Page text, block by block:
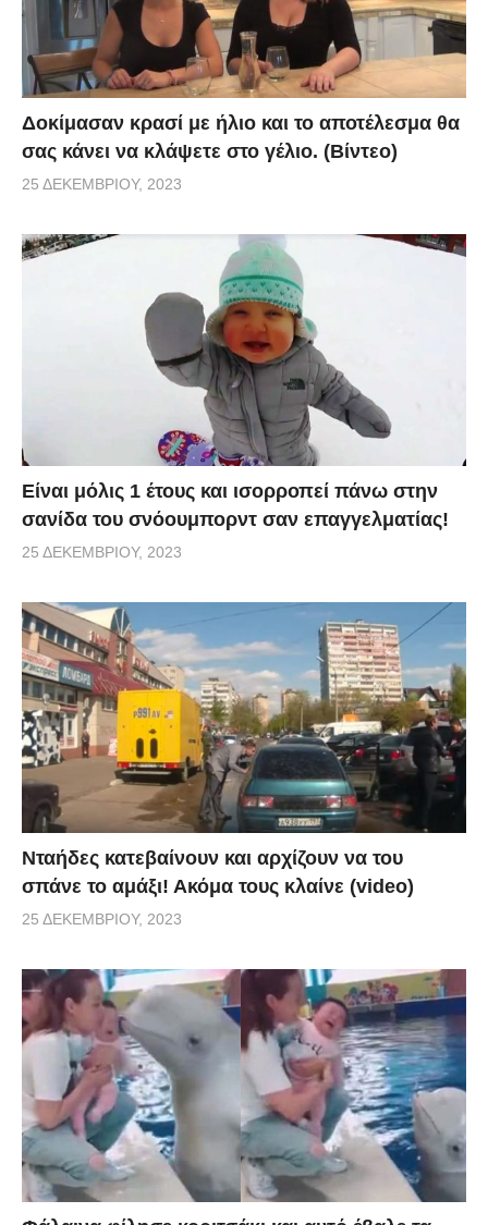
Δοκίμασαν κρασί με ήλιο και το αποτέλεσμα θα
σας κάνει να κλάψετε στο γέλιο. (Βίντεο)
25 ΔΕΚΕΜΒΡΊΟΥ, 2023
Είναι μόλις 1 έτους και ισορροπεί πάνω στην
σανίδα του σνόουμπορντ σαν επαγγελματίας!
25 ΔΕΚΕΜΒΡΊΟΥ, 2023
Νταήδες κατεβαίνουν και αρχίζουν να του
σπάνε το αμάξι! Ακόμα τους κλαίνε (video)
25 ΔΕΚΕΜΒΡΊΟΥ, 2023